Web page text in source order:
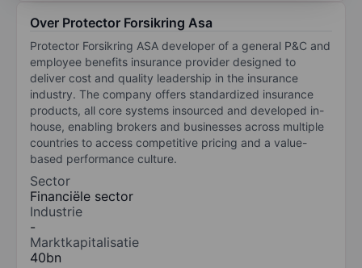
Over Protector Forsikring Asa
Protector Forsikring ASA developer of a general P&C and
employee benefits insurance provider designed to
deliver cost and quality leadership in the insurance
industry. The company offers standardized insurance
products, all core systems insourced and developed in-
house, enabling brokers and businesses across multiple
countries to access competitive pricing and a value-
based performance culture.
Sector
Financiële sector
Industrie
-
Marktkapitalisatie
40bn